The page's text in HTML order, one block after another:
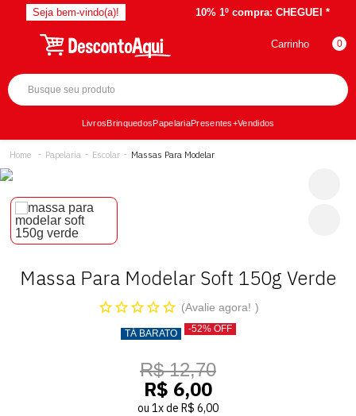
Seja bem-vindo(a)! 10% 1º compra: CHEGUEI *
Carrinho 0
LivrosBrinquedosPapelariaPresentes+Vendidos
Papelaria Escolar Massas Para Modelar
Massa Para Modelar Soft 150g Verde
Avalie agora!
TÁ BARATO -52% OFF
R$ 12,70
R$ 6,00
ou 1xde R$ 6,00